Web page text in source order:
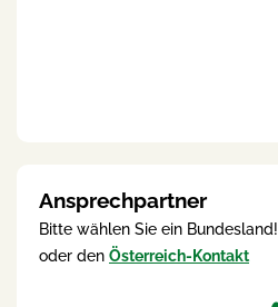
Ansprechpartner
Bitte wählen Sie ein Bundesland!
oder den Österreich-Kontakt